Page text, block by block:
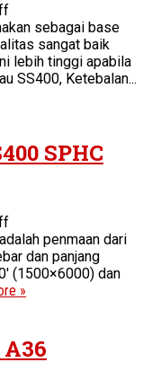
sebagai base
sangat baik
lebih tinggi apabila
SS400, Ketebalan...
SPHC
penmaan dari
dan panjang
(1500×6000) dan
»